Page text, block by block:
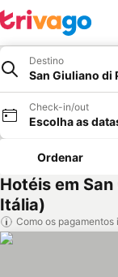
Destino
San Giuliano di
Check-in/out
Escolha as
Ordenar
Hotéis em
Itália)
Como os